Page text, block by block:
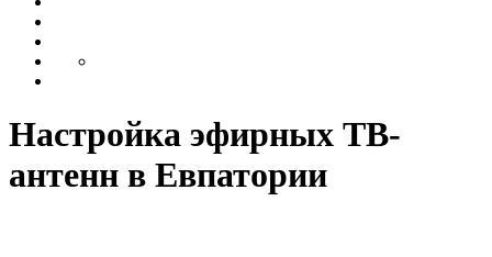
Настройка эфирных ТВ-
антенн в Евпатории